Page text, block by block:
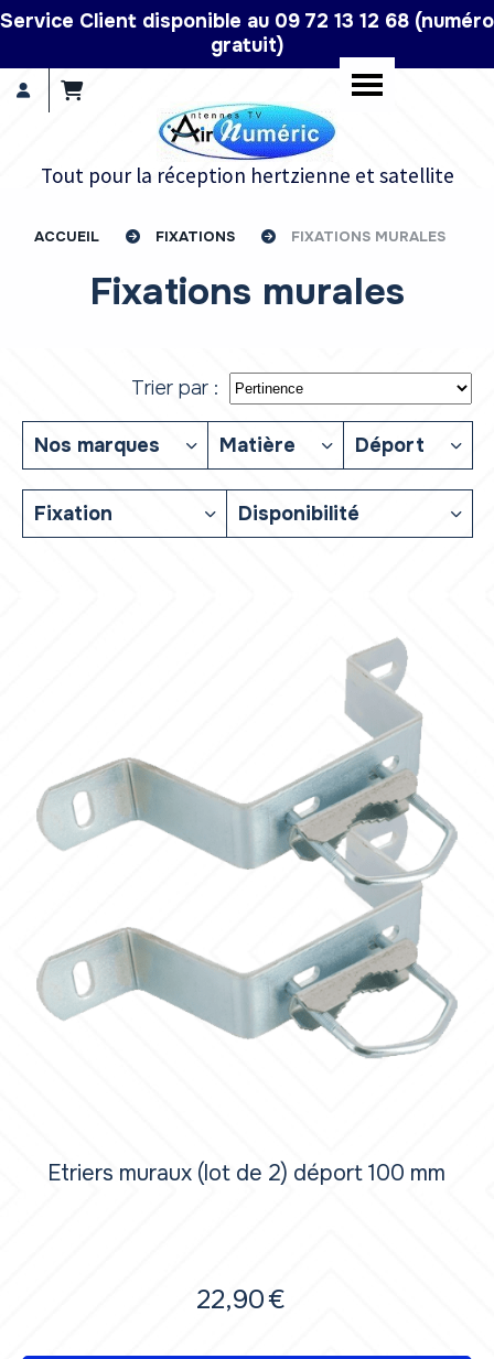
Service Client disponible au 09 72 13 12 68 (numéro
gratuit)
Tout pour la réception hertzienne et satellite
ACCUEIL FIXATIONS FIXATIONS MURALES
Fixations murales
Trier par :
Nos marques Matière Déport
Fixation Disponibilité
Etriers muraux (lot de 2) déport 100 mm
22,90€